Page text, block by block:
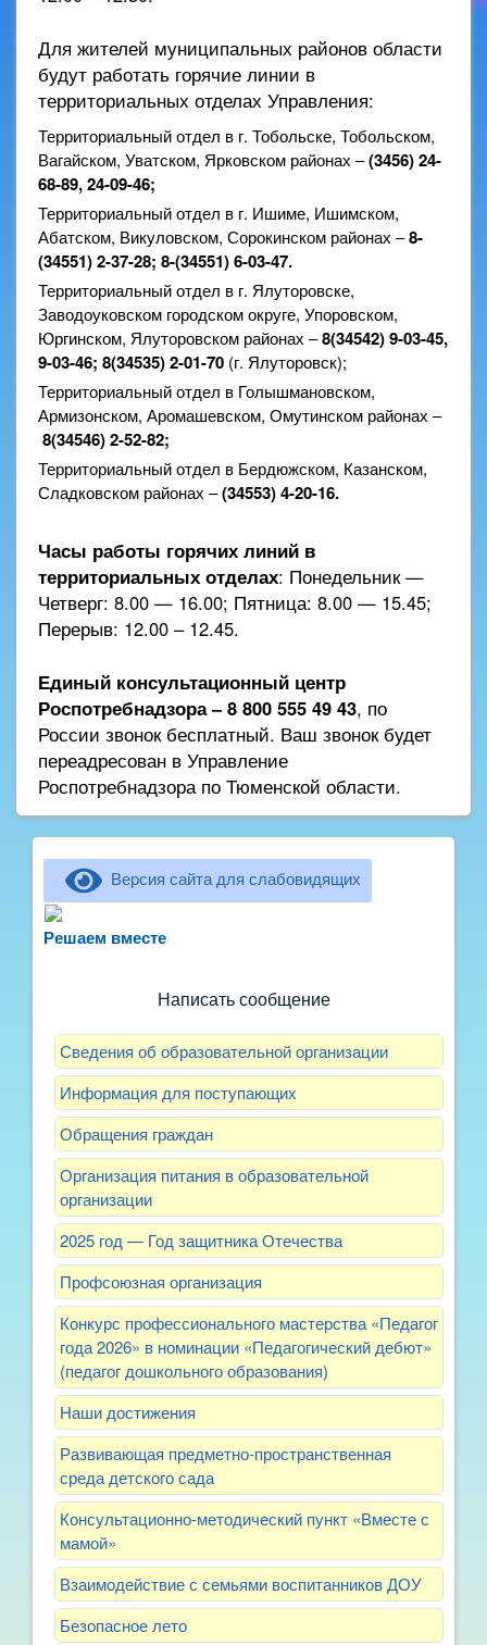
Для жителей муниципальных районов области
будут работать горячие линии в
территориальных отделах Управления:
Территориальный отдел в г. Тобольске, Тобольском,
Вагайском, Уватском, Ярковском районах –(3456)24-
68-89, 24-09-46;
Территориальный отдел в г. Ишиме, Ишимском,
Абатском, Викуловском, Сорокинском районах –8-
(34551) 2-37-28; 8-(34551) 6-03-47.
Территориальный отдел в г. Ялуторовске,
Заводоуковском городском округе, Упоровском,
Юргинском, Ялуторовском районах –8(34542)9-03-45,
9-03-46; 8(34535) 2-01-70 (г. Ялуторовск);
Территориальный отдел в Голышмановском,
Армизонском, Аромашевском, Омутинском районах –
8(34546) 2-52-82;
Территориальный отдел в Бердюжском, Казанском,
Сладковском районах –(34553) 4-20-16.
Часы работы горячих линий в
территориальных отделах: Понедельник —
Четверг: 8.00 — 16.00; Пятница: 8.00 — 15.45;
Перерыв: 12.00 – 12.45.
Единый консультационный центр
Роспотребнадзора – 8 800 555 49 43, по
России звонок бесплатный. Ваш звонок будет
переадресован в Управление
Роспотребнадзора по Тюменской области.
Версия сайта для слабовидящих
Решаем вместерассказать о воспитателях? Знаете, как
Написать сообщение
Сведения об образовательной организации
Информация для поступающих
Обращения граждан
Организация питания в образовательной
организации
2025 год — Год защитника Отечества
Профсоюзная организация
Конкурс профессионального мастерства «Педагог
года 2026» в номинации «Педагогический дебют»
(педагог дошкольного образования)
Наши достижения
Развивающая предметно-пространственная
среда детского сада
Консультационно-методический пункт «Вместе с
мамой»
Взаимодействие с семьями воспитанников ДОУ
Безопасное лето